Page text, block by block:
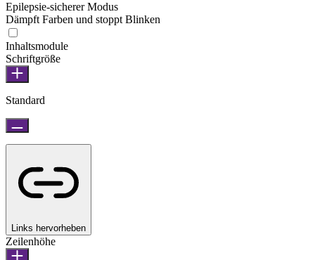
Epilepsie-sicherer Modus
Dämpft Farben und stoppt Blinken
Inhaltsmodule
Schriftgröße
Standard
Links hervorheben
Zeilenhöhe